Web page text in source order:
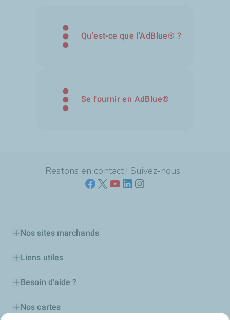
Qu'est-ce que l'AdBlue®️ ?
Se fournir en AdBlue®️
Restons en contact ! Suivez-nous :
Nos sites marchands
Liens utiles
Besoin d'aide ?
Nos cartes